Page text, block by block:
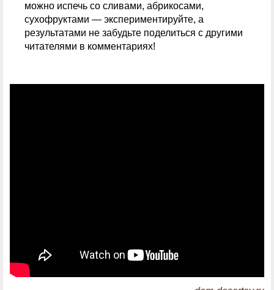
можно испечь со сливами, абрикосами,
сухофруктами — экспериментируйте, а
результатами не забудьте поделиться с другими
читателями в комментариях!